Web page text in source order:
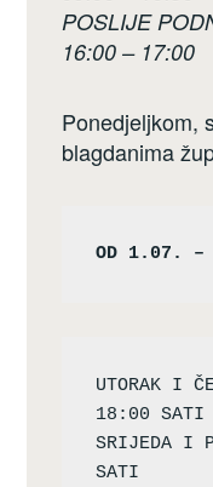
POSLIJE
16:00 – 17:00
Ponedjeljkom,
blagdanima
OD 1.07.
UTORAK I
18:00 SATI
SRIJEDA I